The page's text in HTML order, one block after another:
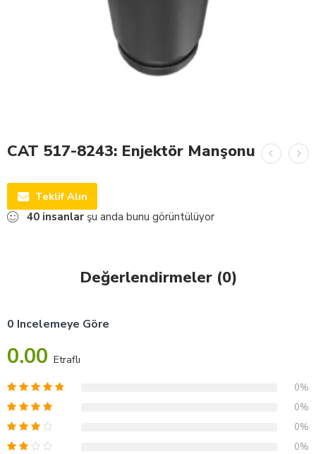
CAT 517-8243: Enjektör Manşonu
Teklif Alın
40 insanlar şu anda bunu görüntülüyor
Değerlendirmeler (0)
0 Incelemeye Göre
0.00 Etraflı
0%
0%
0%
0%